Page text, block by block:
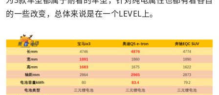
的一些改变，总体来说是在一个LEVEL上。